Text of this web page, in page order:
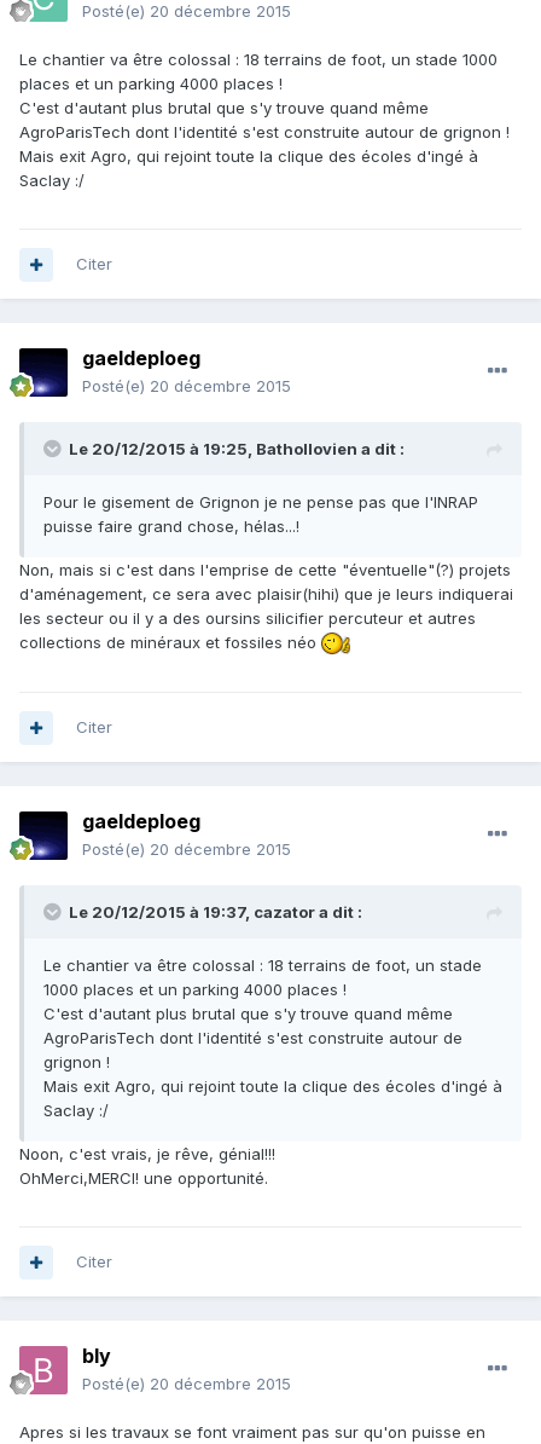
Posté(e) 20 décembre 2015
Le chantier va être colossal : 18 terrains de foot, un stade 1000
places et un parking 4000 places !
C'est d'autant plus brutal que s'y trouve quand même
AgroParisTech dont l'identité s'est construite autour de grignon !
Mais exit Agro, qui rejoint toute la clique des écoles d'ingé à
Saclay :/
Citer
gaeldeploeg
Posté(e) 20 décembre 2015
Le 20/12/2015 à 19:25, Bathollovien a dit :
Pour le gisement de Grignon je ne pense pas que l'INRAP
puisse faire grand chose, hélas...!
Non, mais si c'est dans l'emprise de cette "éventuelle"(?) projets
d'aménagement, ce sera avec plaisir(hihi) que je leurs indiquerai
les secteur ou il y a des oursins silicifier percuteur et autres
collections de minéraux et fossiles néo
Citer
gaeldeploeg
Posté(e) 20 décembre 2015
Le 20/12/2015 à 19:37, cazator a dit :
Le chantier va être colossal : 18 terrains de foot, un stade
1000 places et un parking 4000 places !
C'est d'autant plus brutal que s'y trouve quand même
AgroParisTech dont l'identité s'est construite autour de
grignon !
Mais exit Agro, qui rejoint toute la clique des écoles d'ingé à
Saclay :/
Noon, c'est vrais, je rêve, génial!!!
OhMerci,MERCI! une opportunité.
Citer
bly
Posté(e) 20 décembre 2015
Apres si les travaux se font vraiment pas sur qu'on puisse en